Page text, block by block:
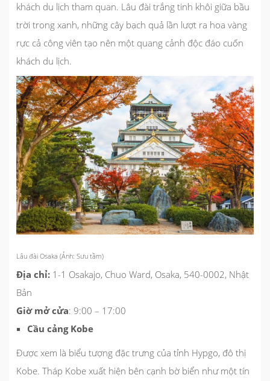
khách du lịch tham quan. Lâu đài trắng tinh khôi giữa bầu
trời trong xanh, những cây bạch quả lần lượt ra hoa vàng
rực cả công viên tạo nên một quang cảnh độc đáo cuốn
khách du lịch.
Lâu đài Osaka (Ảnh: Sưu tầm)
Địa chỉ: 1-1 Osakajo, Chuo Ward, Osaka, 540-0002, Nhật
Bản
Giờ mở cửa: 9:00 – 17:00
Cầu cảng Kobe
Được xem là biểu tượng đặc trưng của tỉnh Hypgo, đô thị
Kobe. Tháp Kobe xuất hiện bên cạnh bờ biển như một tín